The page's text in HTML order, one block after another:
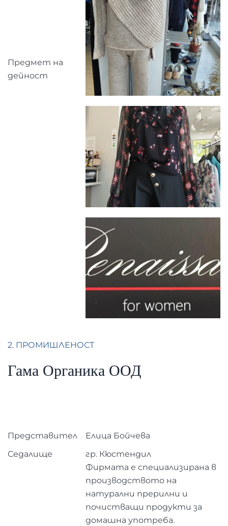
Предмет на
дейност
2. ПРОМИШЛЕНОСТ
Гама Органика ООД
Представител
Елица Бойчева
Седалище
гр. Кюстендил
Фирмата е специализирана в
производството на
натурални прерилни и
почистващи продукти за
домашна употреба.